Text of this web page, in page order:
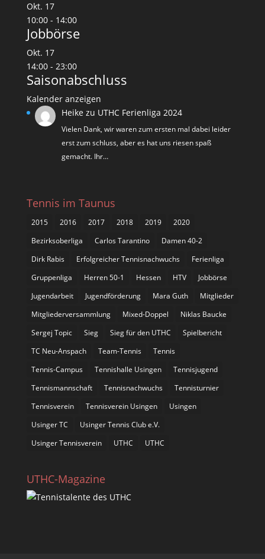
Okt. 17
10:00- 14:00
Jobbörse
Okt. 17
14:00- 23:00
Saisonabschluss
Kalender anzeigen
Heike zu UTHC Ferienliga 2024
Vielen Dank, wir waren zum ersten mal dabei leider
erst zum schluss, aber es hat uns riesen spaß
gemacht. Ihr…
Tennis im Taunus
2015 2016 2017 2018 2019
2020
Bezirksoberliga
Carlos Tarantino
Damen 40-2
Dirk Rabis
Erfolgreicher Tennisnachwuchs
Ferienliga
Gruppenliga
Herren 50-1 Hessen HTV
Jobbörse
Jugendarbeit
Jugendförderung Mara Guth
Mitglieder
Mitgliederversammlung
Mixed-Doppel
Niklas Baucke
Sergej Topic
Sieg Sieg für den UTHC
Spielbericht
TC Neu-Anspach
Team-Tennis
Tennis
Tennis-Campus
Tennishalle Usingen
Tennisjugend
Tennismannschaft
Tennisnachwuchs
Tennisturnier
Tennisverein
Tennisverein Usingen
Usingen
Usinger TC
Usinger Tennis Club e.V.
Usinger Tennisverein
UTHC UTHC
UTHC-Magazine